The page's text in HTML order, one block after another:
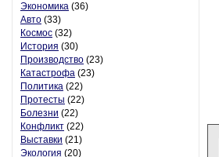
Экономика (36)
Авто (33)
Космос (32)
История (30)
Производство (23)
Катастрофа (23)
Политика (22)
Протесты (22)
Болезни (22)
Конфликт (22)
Выставки (21)
Экология (20)